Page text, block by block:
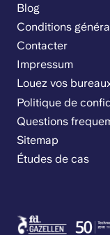
Blog
Conditions
Contacter
Impressum
Louez vos
Politique de
Questions
Sitemap
Études de cas